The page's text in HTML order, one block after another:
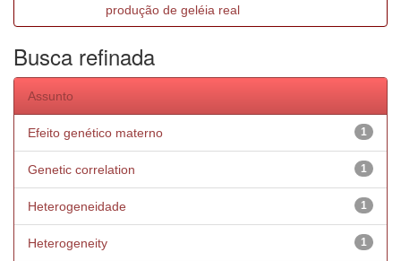
produção de geléia real
Busca refinada
Assunto
1
Efeito genético materno
1
Genetic correlation
1
Heterogeneidade
1
Heterogeneity